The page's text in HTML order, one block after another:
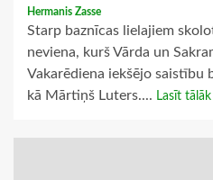
Hermanis Zasse
Starp baznīcas lielajiem
neviena, kurš Vārda un
Vakarēdiena iekšējo saistību
kā Mārtiņš Luters.... Lasīt tālāk